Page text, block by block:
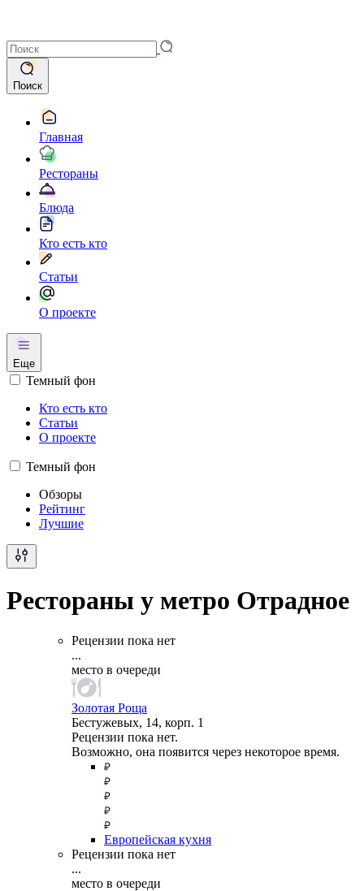
Поиск
Главная
Рестораны
Блюда
Кто есть кто
Статьи
О проекте
Еще
Темный фон
Кто есть кто
Статьи
О проекте
Темный фон
Обзоры
Рейтинг
Лучшие
Рестораны у метро Отрадное
Рецензии пока нет
...
место в очереди
Золотая Роща
Бестужевых, 14, корп. 1
Рецензии пока нет.
Возможно, она появится через некоторое время.
Европейская кухня
Рецензии пока нет
...
место в очереди